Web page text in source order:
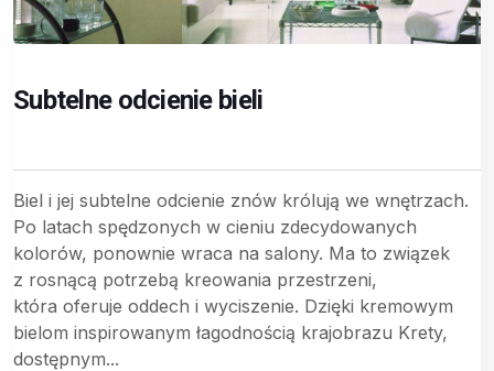
Subtelne odcienie bieli
Biel i jej subtelne odcienie znów królują we wnętrzach.
Po latach spędzonych w cieniu zdecydowanych
kolorów, ponownie wraca na salony. Ma to związek
z rosnącą potrzebą kreowania przestrzeni,
która oferuje oddech i wyciszenie. Dzięki kremowym
bielom inspirowanym łagodnością krajobrazu Krety,
dostępnym...